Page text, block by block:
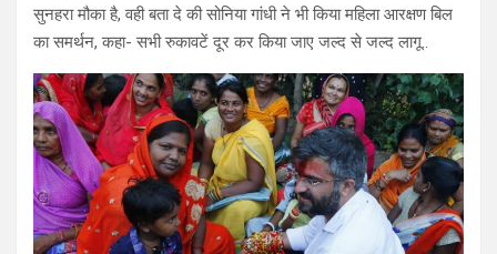
सुनहरा मौका है, वही बता दे की सोनिया गांधी ने भी किया महिला आरक्षण बिल
का समर्थन, कहा- सभी रुकावटें दूर कर किया जाए जल्द से जल्द लागू..